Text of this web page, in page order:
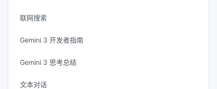
联网搜索
Gemini 3 开发者指南
Gemini 3 思考总结
文本对话